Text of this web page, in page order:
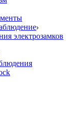
электрозамков